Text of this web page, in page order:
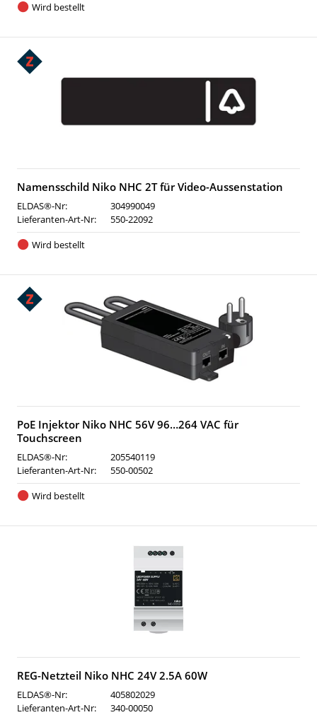
Wird bestellt
Namensschild Niko NHC 2T für Video-Aussenstation
ELDAS®-Nr:
304990049
Lieferanten-Art-Nr:
550-22092
Wird bestellt
PoE Injektor Niko NHC 56V 96…264 VAC für
Touchscreen
ELDAS®-Nr:
205540119
Lieferanten-Art-Nr:
550-00502
Wird bestellt
REG-Netzteil Niko NHC 24V 2.5A 60W
ELDAS®-Nr:
405802029
Lieferanten-Art-Nr:
340-00050